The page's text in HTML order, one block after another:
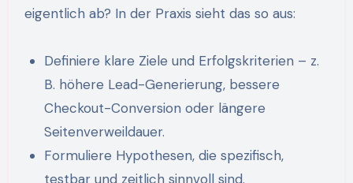
eigentlich ab? In der Praxis sieht das so aus:
Definiere klare Ziele und Erfolgskriterien – z.
B. höhere Lead-Generierung, bessere
Checkout-Conversion oder längere
Seitenverweildauer.
Formuliere Hypothesen, die spezifisch,
testbar und zeitlich sinnvoll sind.